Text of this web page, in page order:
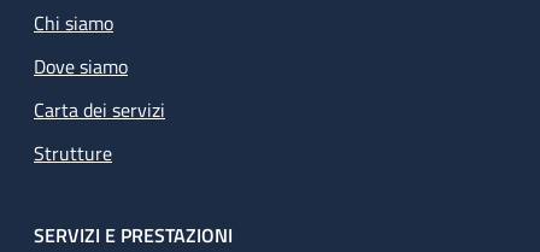
Chi siamo
Dove siamo
Carta dei servizi
Strutture
SERVIZI E PRESTAZIONI